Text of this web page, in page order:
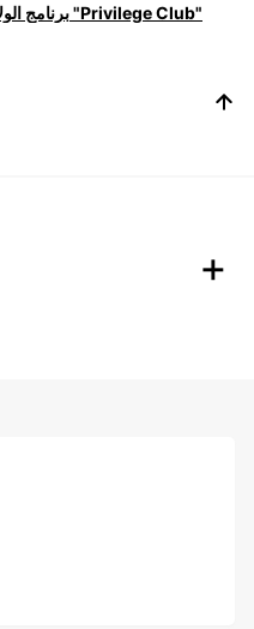
برنامج الولاء "Privilege Club"